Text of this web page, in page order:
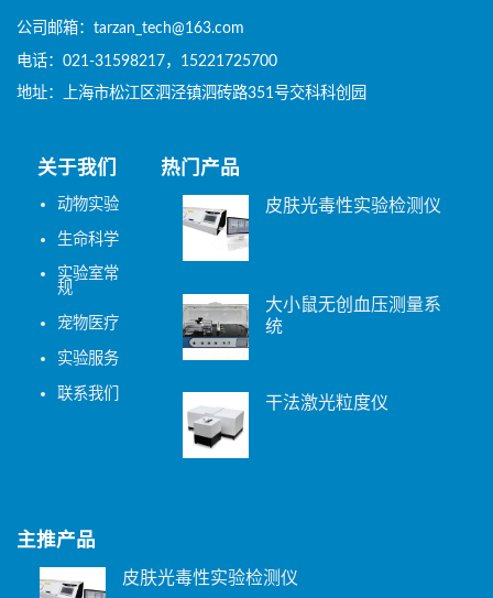
公司邮箱：tarzan_tech@163.com
电话：021-31598217，15221725700
地址：上海市松江区泗泾镇泗砖路351号交科科创园
关于我们
动物实验
生命科学
实验室常
规
宠物医疗
实验服务
联系我们
热门产品
皮肤光毒性实验检测仪
大小鼠无创血压测量系
统
干法激光粒度仪
主推产品
皮肤光毒性实验检测仪